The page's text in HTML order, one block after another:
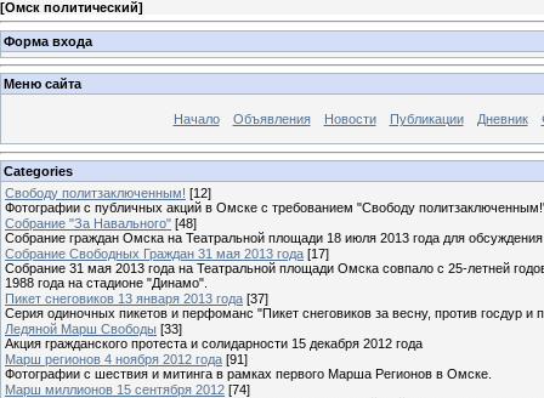
[Омск политический]
Форма входа
Меню сайта
Начало Объявления Новости Публикации Дневник
Categories
Свободу политзаключенным! [12]
Фотографии с публичных акций в Омске с требованием "Свободу
Собрание "За Навального" [48]
Собрание граждан Омска на Театральной площади 18 июля 2013 года для
Собрание Свободных Граждан 31 мая 2013 года [17]
Собрание 31 мая 2013 года на Театральной площади Омска совпало с 25-летней
1988 года на стадионе "Динамо".
Пикет снеговиков 13 января 2013 года [37]
Серия одиночных пикетов и перфоманс "Пикет снеговиков за весну, против госдур
Ледяной Марш Свободы [33]
Акция гражданского протеста и солидарности 15 декабря 2012 года
Марш регионов 4 ноября 2012 года [91]
Фотографии с шествия и митинга в рамках первого Марша Регионов в Омске.
Марш миллионов 15 сентября 2012 [74]